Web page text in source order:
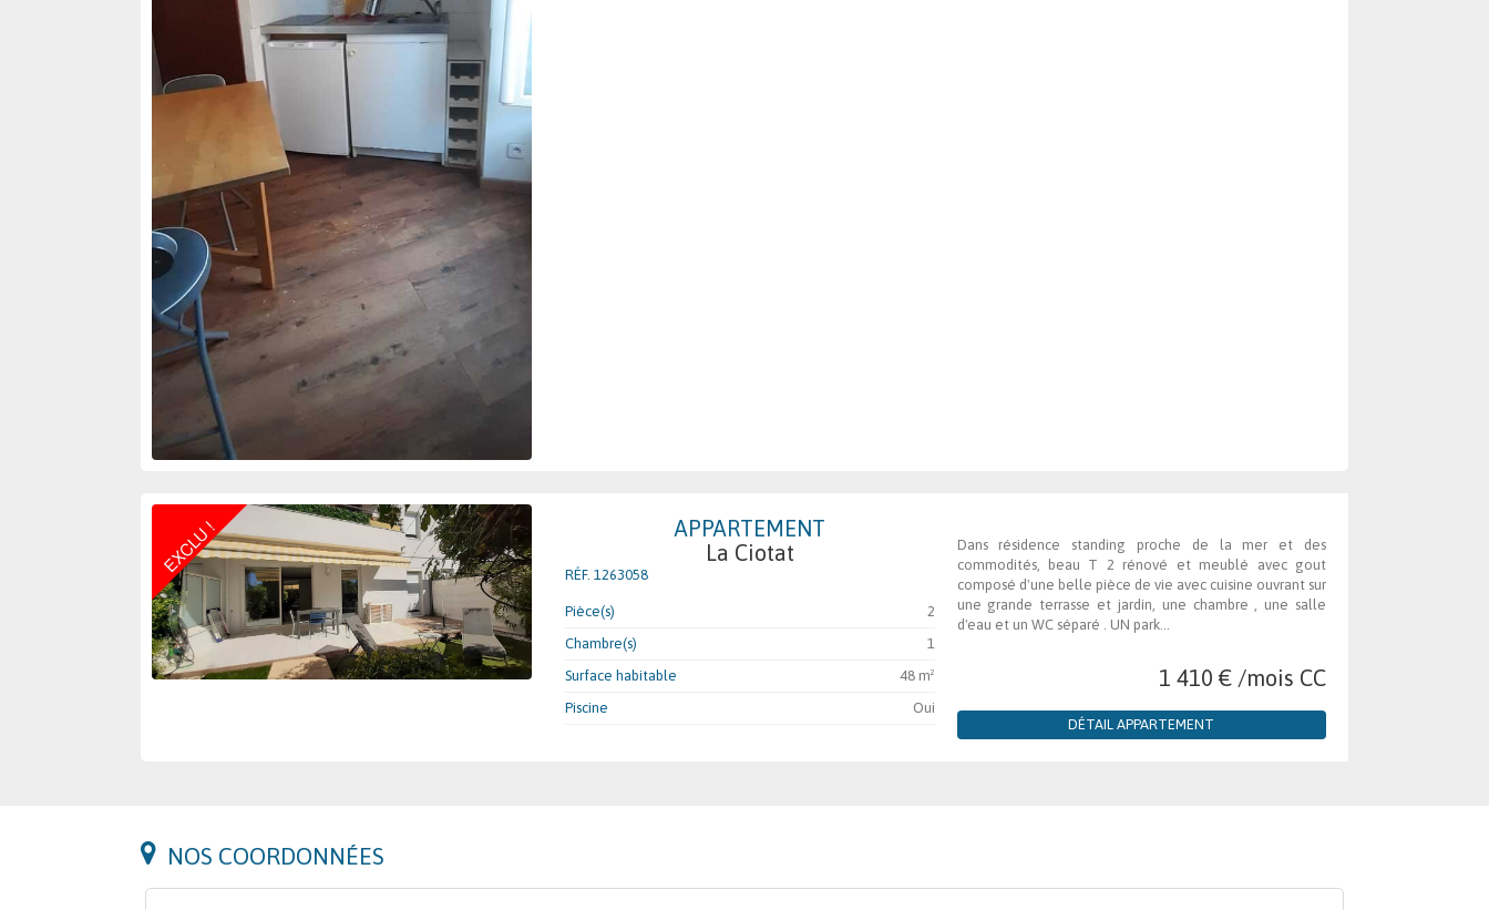
APPARTEMENT
La Ciotat
RÉF. 1263058
Pièce(s)
2
Chambre(s)
1
Surface habitable
48 m²
Piscine
Oui
Dans résidence standing proche de la mer et des
commodités, beau T 2 rénové et meublé avec gout
composé d'une belle pièce de vie avec cuisine ouvrant sur
une grande terrasse et jardin, une chambre , une salle
d'eau et un WC séparé . UN park...
1 410 € /mois CC
DÉTAIL APPARTEMENT
NOS COORDONNÉES